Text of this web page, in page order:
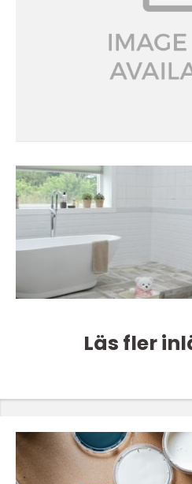
Läs fler